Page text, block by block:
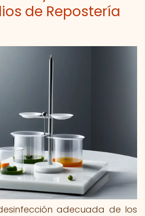
de Repostería
adecuada de los